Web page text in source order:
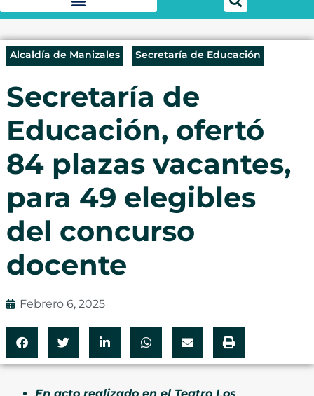
Alcaldía de Manizales Secretaría de Educación
Secretaría de
Educación, ofertó
84 plazas vacantes,
para 49 elegibles
del concurso
docente
Febrero 6, 2025